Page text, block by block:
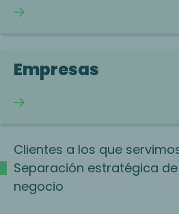
Empresas
Clientes a los que
Separación estratégica
negocio